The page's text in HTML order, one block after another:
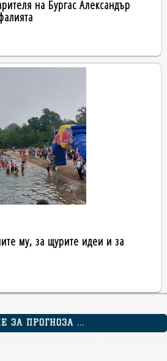
на Бургас Александър
му, за щурите идеи и за
ЗА ПРОГНОЗА ...